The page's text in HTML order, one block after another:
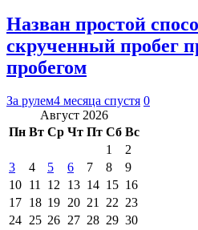
Назван простой
скрученный пробег
пробегом
За рулем4 месяца спустя 0
Август 2026
Пн Вт Ср Чт Пт Сб Вс
1
2
3
4 5 6 7 8
9
10 11 12 13 14 15 16
17 18 19 20 21 22 23
24 25 26 27 28 29 30